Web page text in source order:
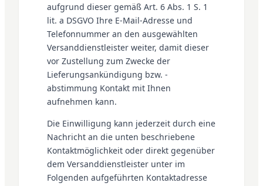
aufgrund dieser gemäß Art. 6 Abs. 1 S. 1
lit. a DSGVO Ihre E-Mail-Adresse und
Telefonnummer an den ausgewählten
Versanddienstleister weiter, damit dieser
vor Zustellung zum Zwecke der
Lieferungsankündigung bzw. -
abstimmung Kontakt mit Ihnen
aufnehmen kann.
Die Einwilligung kann jederzeit durch eine
Nachricht an die unten beschriebene
Kontaktmöglichkeit oder direkt gegenüber
dem Versanddienstleister unter im
Folgenden aufgeführten Kontaktadresse